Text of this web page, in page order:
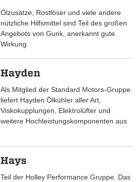
Ölzusätze, Rostlöser und viele andere
nützliche Hilfsmittel sind Teil des großen
Angebots von Gunk, anerkannt gute
Wirkung.
Hayden
Als Mitglied der Standard Motors-Gruppe
liefert Hayden Ölkühler aller Art,
Viskokupplungen, Elektrolüfter und
weitere Hochleistungskomponenten aus
Hays
Teil der Holley Performance Gruppe. Das